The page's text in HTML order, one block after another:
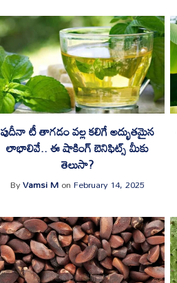
పుదీనా టీ తాగడం వల్ల కలిగే అద్భుతమైన
లాభాలివే.. ఈ షాకింగ్ బెనిఫిట్స్ మీకు
తెలుసా?
ByVamsi MonFebruary 14, 2025